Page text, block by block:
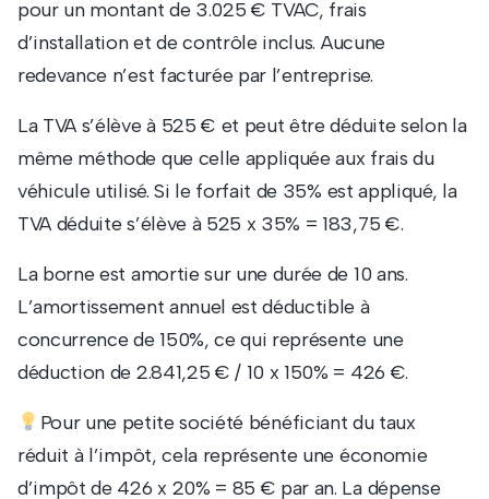
pour un montant de 3.025 € TVAC, frais
d’installation et de contrôle inclus. Aucune
redevance n’est facturée par l’entreprise.
La TVA s’élève à 525 € et peut être déduite selon la
même méthode que celle appliquée aux frais du
véhicule utilisé. Si le forfait de 35% est appliqué, la
TVA déduite s’élève à 525 x 35% = 183,75 €.
La borne est amortie sur une durée de 10 ans.
L’amortissement annuel est déductible à
concurrence de 150%, ce qui représente une
déduction de 2.841,25 € / 10 x 150% = 426 €.
Pour une petite société bénéficiant du taux
réduit à l’impôt, cela représente une économie
d’impôt de 426 x 20% = 85 € par an. La dépense